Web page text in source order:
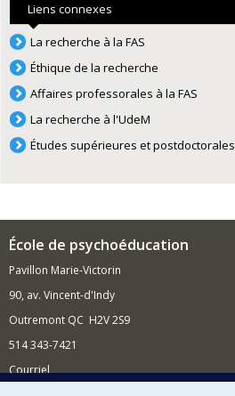
Liens connexes
La recherche à la FAS
Éthique de la recherche
Affaires professorales à la FAS
La recherche à l'UdeM
Études supérieures et postdoctorales
École de psychoéducation
Pavillon Marie-Victorin
90, av. Vincent-d'Indy
Outremont QC H2V 2S9
514 343-7421
Courriel